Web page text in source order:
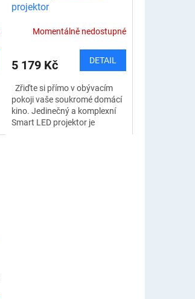
projektor
Momentálně nedostupné
5 179 Kč DETAIL
Zřiďte si přímo v obývacím
pokoji vaše soukromé domácí
kino. Jedinečný a komplexní
Smart LED projektor je